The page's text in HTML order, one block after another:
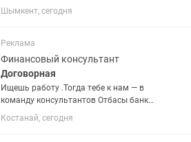
работы в табачной компании с
инновационными девайсами glo. 📍
сменный график: — с 10:00 до 14:00 или
— с 16:00 до...
Шымкент, сегодня
Реклама
Финансовый консультант
Договорная
Ищешь работу .Тогда тебе к нам — в
команду консультантов Отбасы банка
в Костанае! • Бесплатное обучение —
никаких "опыта нет — до свидания" •
Костанай, сегодня